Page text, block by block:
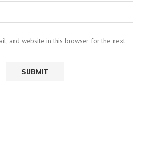
and website in this browser for the next